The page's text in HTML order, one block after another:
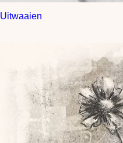
Uitwaaien